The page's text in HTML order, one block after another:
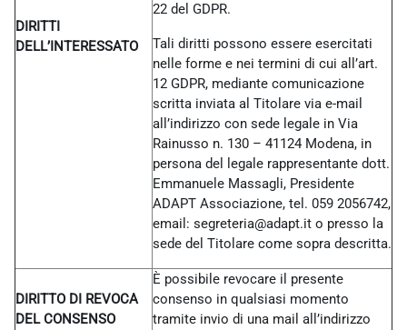
DIRITTI
DELL’INTERESSATO
22 del GDPR.
Tali diritti possono essere esercitati
nelle forme e nei termini di cui all’art.
12 GDPR, mediante comunicazione
scritta inviata al Titolare via e-mail
all’indirizzo con sede legale in Via
Rainusso n. 130 – 41124 Modena, in
persona del legale rappresentante dott.
Emmanuele Massagli, Presidente
ADAPT Associazione, tel. 059 2056742,
email: segreteria@adapt.it o presso la
sede del Titolare come sopra descritta.
DIRITTO DI REVOCA
DEL CONSENSO
È possibile revocare il presente
consenso in qualsiasi momento
tramite invio di una mail all’indirizzo